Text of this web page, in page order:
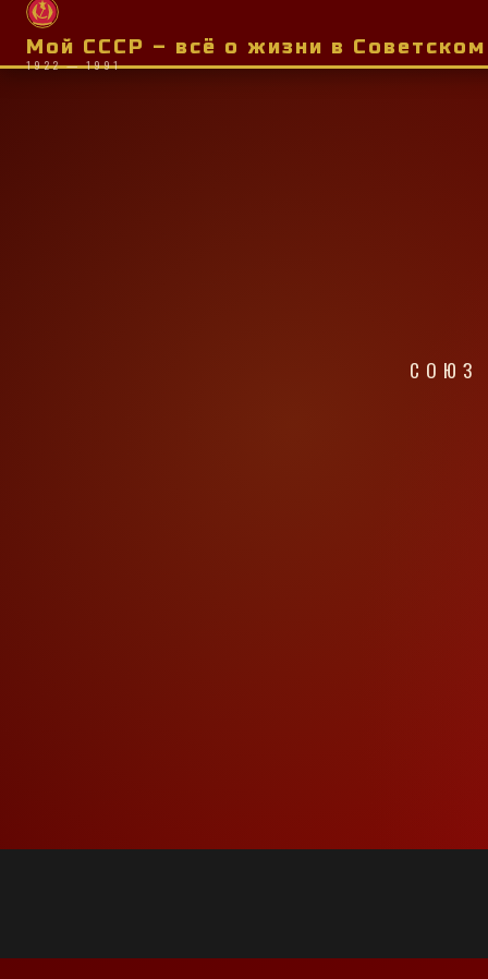
Мой СССР – всё о жизни в
1922 — 1991
СОЮЗ